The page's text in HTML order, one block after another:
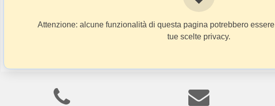
Attenzione: alcune funzionalità di questa pagina potrebbero
tue scelte privacy.